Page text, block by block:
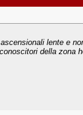
lente e
della zona